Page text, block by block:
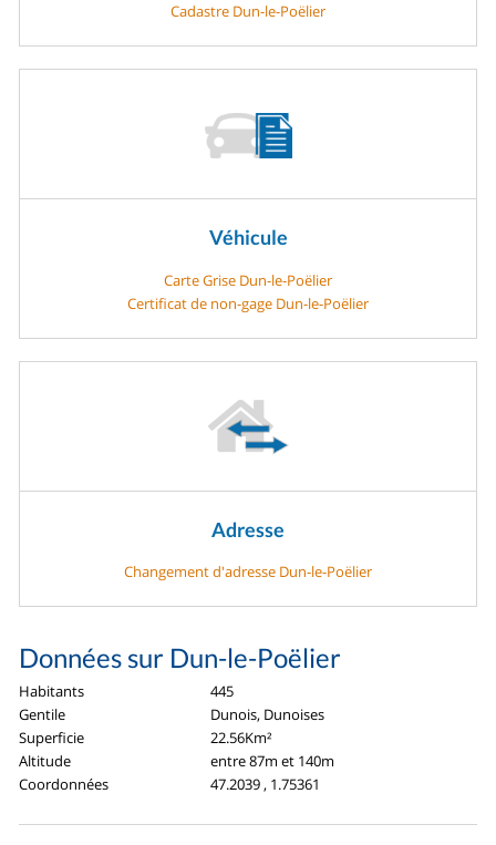
Cadastre Dun-le-Poëlier
Véhicule
Carte Grise Dun-le-Poëlier
Certificat de non-gage Dun-le-Poëlier
Adresse
Changement d'adresse Dun-le-Poëlier
Données sur Dun-le-Poëlier
Habitants
445
Gentile
Dunois, Dunoises
Superficie
22.56Km²
Altitude
entre 87m et 140m
Coordonnées
47.2039 , 1.75361